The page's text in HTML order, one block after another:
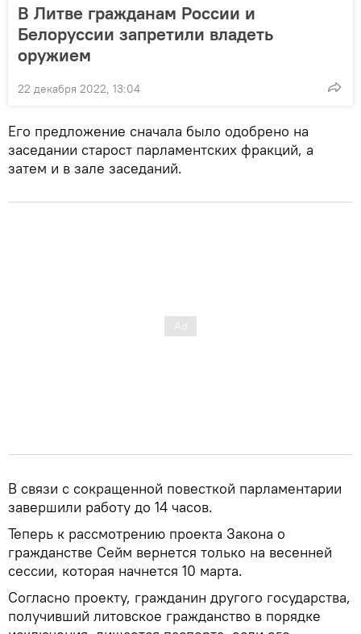
В Литве гражданам России и
Белоруссии запретили владеть
оружием
22 декабря 2022, 13:04
Его предложение сначала было одобрено на
заседании старост парламентских фракций, а
затем и в зале заседаний.
В связи с сокращенной повесткой парламентарии
завершили работу до 14 часов.
Теперь к рассмотрению проекта Закона о
гражданстве Сейм вернется только на весенней
сессии, которая начнется 10 марта.
Согласно проекту, гражданин другого государства,
получивший литовское гражданство в порядке